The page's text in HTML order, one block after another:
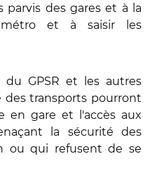
parvis des gares et à la
et à saisir les
GPSR et les autres
des transports pourront
en gare et l'accès aux
la sécurité des
ou qui refusent de se